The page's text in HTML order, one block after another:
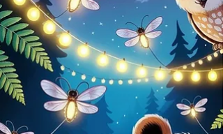
Teamarbeit und Freundschaft sind. Ein
unvergessliches Rennen voller Spaß und
Herz!